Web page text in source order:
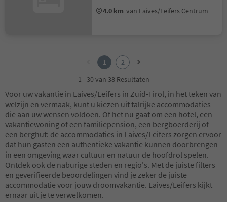
4.0 km van Laives/Leifers Centrum
1
2
1 - 30 van 38 Resultaten
Voor uw vakantie in Laives/Leifers in Zuid-Tirol, in het teken van
welzijn en vermaak, kunt u kiezen uit talrijke accommodaties
die aan uw wensen voldoen. Of het nu gaat om een hotel, een
vakantiewoning of een familiepension, een bergboerderij of
een berghut: de accommodaties in Laives/Leifers zorgen ervoor
dat hun gasten een authentieke vakantie kunnen doorbrengen
in een omgeving waar cultuur en natuur de hoofdrol spelen.
Ontdek ook de naburige steden en regio's. Met de juiste filters
en geverifieerde beoordelingen vind je zeker de juiste
accommodatie voor jouw droomvakantie. Laives/Leifers kijkt
ernaar uit je te verwelkomen.